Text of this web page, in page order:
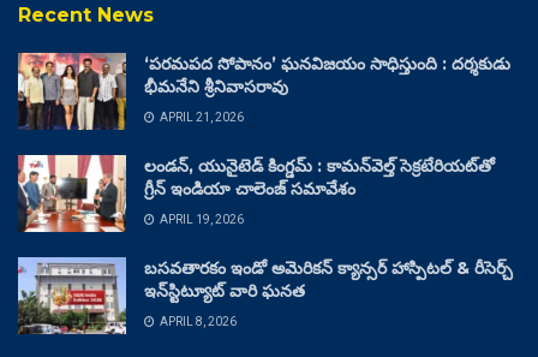
Recent News
‘పరమపద సోపానం’ ఘనవిజయం సాధిస్తుంది : దర్శకుడు
భీమనేని శ్రీనివాసరావు
APRIL 21, 2026
లండన్, యునైటెడ్ కింగ్డమ్ : కామన్‌వెల్త్ సెక్రటేరియట్‌తో
గ్రీన్ ఇండియా చాలెంజ్ సమావేశం
APRIL 19, 2026
బసవతారకం ఇండో అమెరికన్ క్యాన్సర్ హాస్పిటల్ & రీసెర్చ్
ఇన్‌స్టిట్యూట్ వారి ఘనత
APRIL 8, 2026